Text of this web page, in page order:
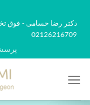
محتوا
دکتر رضا حسامی - فوق
02126216709